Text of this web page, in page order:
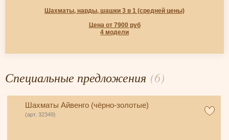
Шахматы, нарды, шашки 3 в 1 (средней цены)
Цена от 7900 руб
4 модели
Специальные предложения (6)
Шахматы Айвенго (чёрно-золотые)
(арт. 32349)